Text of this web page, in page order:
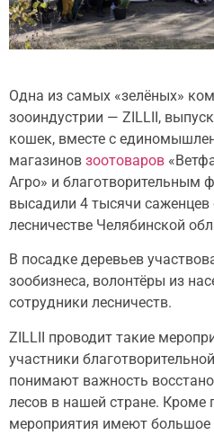
Одна из самых «зелёных»
зооиндустрии — ZILLII,
кошек, вместе с
магазинов зоотоваров
Агро» и благотворительным
высадили 4 тысячи
лесничестве Челябинской
В посадке деревьев
зообизнеса, волонтёры из
сотрудники лесничеств.
ZILLII проводит такие
участники
понимают важность
лесов в нашей стране. Кроме
мероприятия имеют большое